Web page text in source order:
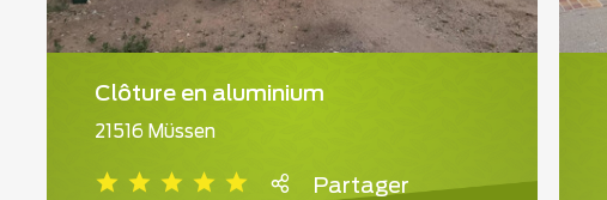
Clôture en aluminium
21516 Müssen
Partager